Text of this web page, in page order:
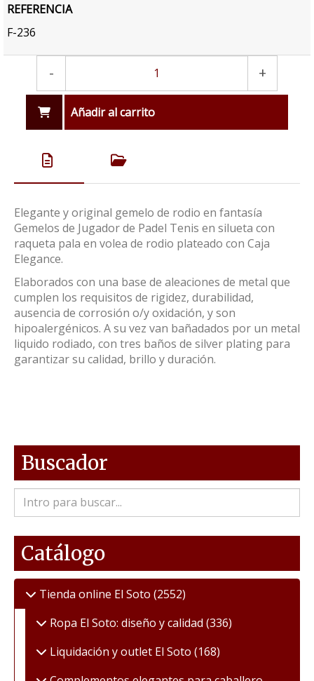
REFERENCIA
F-236
- +
Añadir al carrito
Elegante y original gemelo de rodio en fantasía
Gemelos de Jugador de Padel Tenis en silueta con
raqueta pala en volea de rodio plateado con Caja
Elegance.
Elaborados con una base de aleaciones de metal que
cumplen los requisitos de rigidez, durabilidad,
ausencia de corrosión o/y oxidación, y son
hipoalergénicos. A su vez van bañadados por un metal
liquido rodiado, con tres baños de silver plating para
garantizar su calidad, brillo y duración.
Buscador
Catálogo
Tienda online El Soto (2552)
Ropa El Soto: diseño y calidad (336)
Liquidación y outlet El Soto (168)